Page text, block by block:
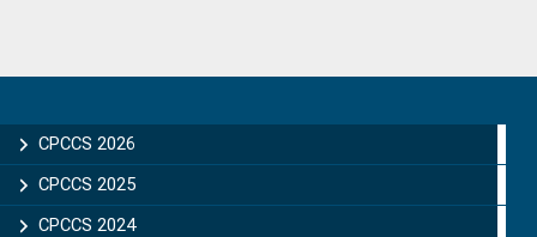
Sidebar
CPCCS 2026
CPCCS 2025
CPCCS 2024